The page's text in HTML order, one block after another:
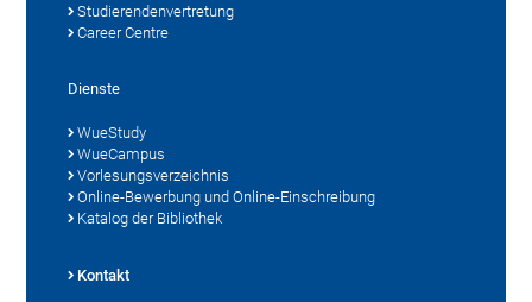
Studierendenvertretung
Career Centre
Dienste
WueStudy
WueCampus
Vorlesungsverzeichnis
Online-Bewerbung und Online-Einschreibung
Katalog der Bibliothek
Kontakt